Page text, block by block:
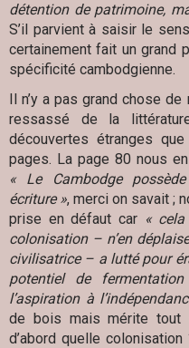
détention de patrimoine,
S’il parvient à saisir le
certainement fait un grand
spécificité cambodgienne.
Il n’y a pas grand chose
ressassé de la
découvertes étranges
pages. La page 80 nous
« Le Cambodge
écriture », merci on savait ;
prise en défaut car «
colonisation – n’en
civilisatrice – a lutté pour
potentiel de
l’aspiration à
de bois mais mérite tout
d’abord quelle